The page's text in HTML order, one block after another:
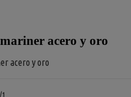
acero y oro
acero y oro